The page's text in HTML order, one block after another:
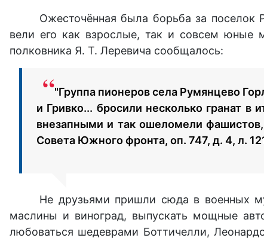
Ожесточённая была борьба за поселок
вели его как взрослые, так и совсем юные
полковника Я. Т. Леревича сообщалось:
"Группа пионеров села Румянцево
и Гривко... бросили несколько гранат
внезапными и так ошеломели
Совета Южного фронта, оп. 747, д. 4, л.
Не друзьями пришли сюда в военных
маслины и виноград, выпускать мощные
любоваться шедеврами Боттичелли,